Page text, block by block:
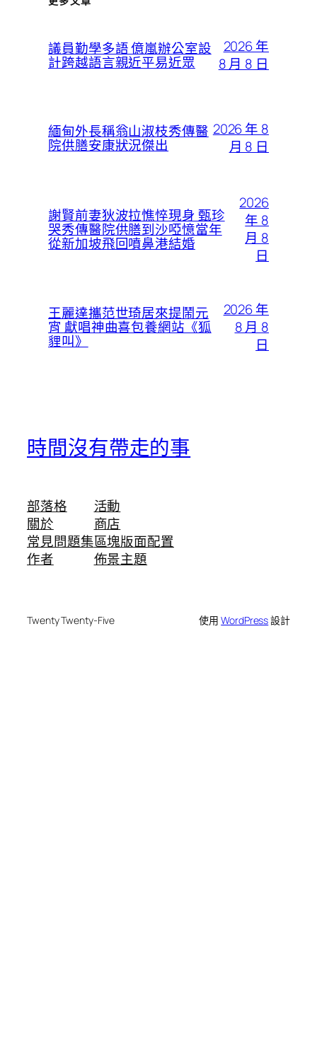
議員勤學多語 億嵐辦公室設
計跨越語言親近平易近眾
2026 年
8 月 8 日
緬甸外長稱翁山淑枝秀傳醫
院供膳安康狀況傑出
2026 年 8
月 8 日
謝賢前妻狄波拉憔悴現身 甄珍
哭秀傳醫院供膳到沙啞憶當年
從新加坡飛回噴鼻港結婚
2026
年 8
月 8
日
王麗達攜范世琦居來提鬧元
宵 獻唱神曲喜包養網站《狐
貍叫》
2026 年
8 月 8
日
時間沒有帶走的事
部落格
關於
常見問題集
作者
活動
商店
區塊版面配置
佈景主題
Twenty Twenty-Five 使用WordPress設計